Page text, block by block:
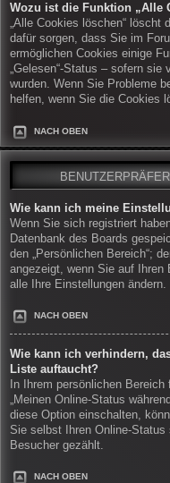
Wozu ist die Funktion „Alle
„Alle Cookies löschen“ löscht
dafür sorgen, dass Sie im
ermöglichen Cookies einige
„Gelesen“-Status – sofern
wurden. Wenn Sie Probleme
helfen, wenn Sie die Cookies
NACH OBEN
Wie kann ich meine
Wenn Sie sich registriert
Datenbank des Boards
den „Persönlichen Bereich“;
angezeigt, wenn Sie auf Ihren
alle Ihre Einstellungen ändern.
NACH OBEN
Wie kann ich verhindern,
Liste auftaucht?
In Ihrem persönlichen
„Meinen Online-Status
diese Option einschalten,
Sie selbst Ihren Online-
Besucher gezählt.
NACH OBEN